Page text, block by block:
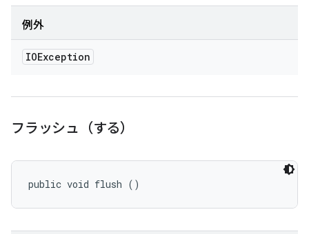
例外
IOException
フラッシュ（する）
public void flush ()